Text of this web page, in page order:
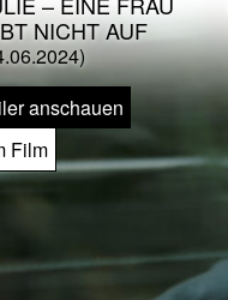
NICHT AUF
anschauen
Film